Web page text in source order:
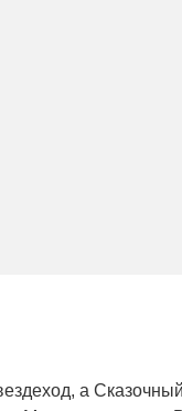
а Сказочный